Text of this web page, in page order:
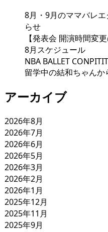
8月・9月のママバレ
らせ
【発表会 開演時間変
8月スケジュール
NBA BALLET
留学中の結和ちゃん
アーカイブ
2026年8月
2026年7月
2026年6月
2026年5月
2026年3月
2026年2月
2026年1月
2025年12月
2025年11月
2025年9月